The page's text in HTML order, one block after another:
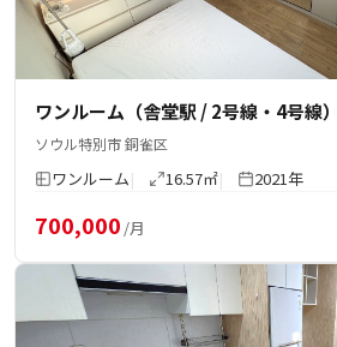
ワンルーム（舎堂駅 / 2号線・4号線）
ソウル特別市 銅雀区
ワンルーム 16.57㎡ 2021年
700,000 /月